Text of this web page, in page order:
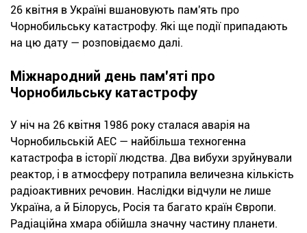
26 квітня в Україні вшановують пам'ять про
Чорнобильську катастрофу. Які ще події припадають
на цю дату — розповідаємо далі.
Міжнародний день пам'яті про
Чорнобильську катастрофу
У ніч на 26 квітня 1986 року сталася аварія на
Чорнобильській АЕС — найбільша техногенна
катастрофа в історії людства. Два вибухи зруйнували
реактор, і в атмосферу потрапила величезна кількість
радіоактивних речовин. Наслідки відчули не лише
Україна, а й Білорусь, Росія та багато країн Європи.
Радіаційна хмара обійшла значну частину планети.